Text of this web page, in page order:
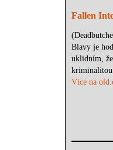
Fallen
Blavy je
uklidním, že
kriminalitou
Více na